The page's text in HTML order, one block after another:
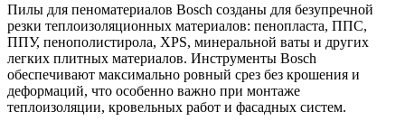
Пилы для пеноматериалов Bosch созданы для безупречной
резки теплоизоляционных материалов: пенопласта, ППС,
ППУ, пенополистирола, XPS, минеральной ваты и других
легких плитных материалов. Инструменты Bosch
обеспечивают максимально ровный срез без крошения и
деформаций, что особенно важно при монтаже
теплоизоляции, кровельных работ и фасадных систем.